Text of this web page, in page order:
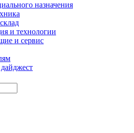
назначения
и технологии
и сервис